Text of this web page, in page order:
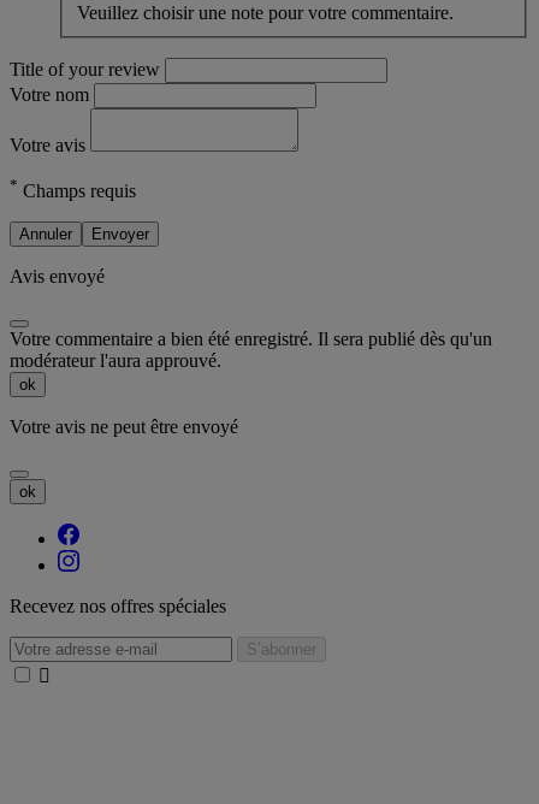
Veuillez choisir une note pour votre commentaire.
Title of your review
Votre nom
Votre avis
* Champs requis
Annuler Envoyer
Avis envoyé
Votre commentaire a bien été enregistré. Il sera publié dès qu'un
modérateur l'aura approuvé.
ok
Votre avis ne peut être envoyé
ok
Recevez nos offres spéciales
